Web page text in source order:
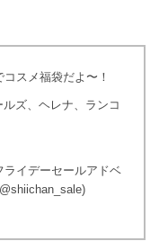
スメ福袋だよ〜！
ズ、ヘレナ、ランコ
イデーセールアドベ